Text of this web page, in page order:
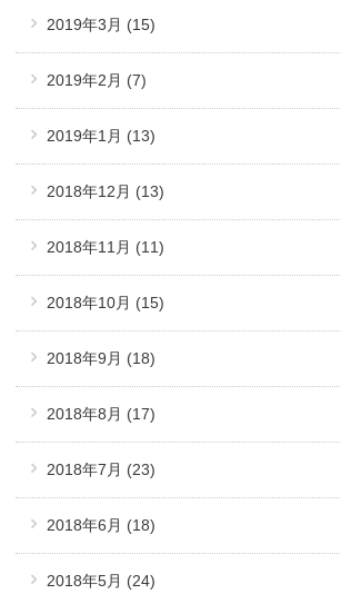
2019年3月 (15)
2019年2月 (7)
2019年1月 (13)
2018年12月 (13)
2018年11月 (11)
2018年10月 (15)
2018年9月 (18)
2018年8月 (17)
2018年7月 (23)
2018年6月 (18)
2018年5月 (24)